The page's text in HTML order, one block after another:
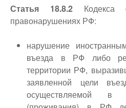
Статья 18.8.2 Кодекса
правонарушениях РФ:
нарушение
въезда в РФ либо
территории РФ,
заявленной цели
осуществляемой в